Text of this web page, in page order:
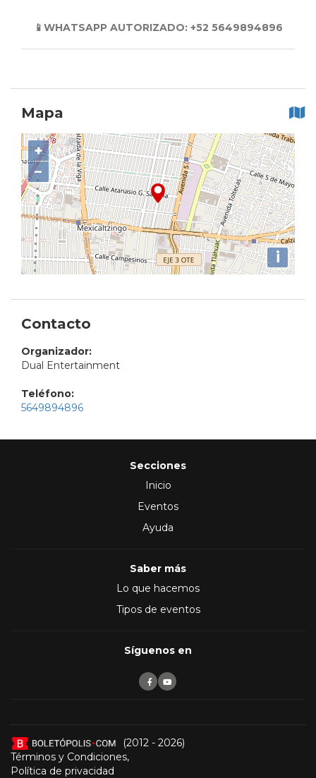
📱WHATSAPP AUTORIZADO: +52 5649894896
Mapa
+
−
i
Contacto
Organizador:
Dual Entertainment
Teléfono:
5649894896
Secciones
Inicio
Eventos
Ayuda
Saber más
Lo que hacemos
Tipos de eventos
Síguenos en
(2012 - 2026)
Términos y Condiciones,
Política de privacidad